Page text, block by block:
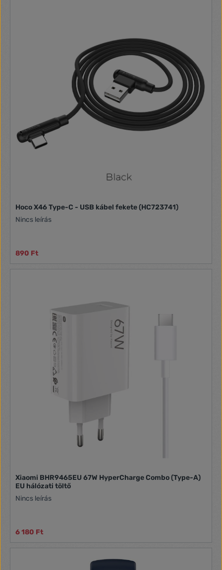
Hoco X46 Type-C - USB kábel fekete (HC723741)
Nincs leírás
890 Ft
Xiaomi BHR9465EU 67W HyperCharge Combo (Type-A)
EU hálózati töltő
Nincs leírás
6 180 Ft